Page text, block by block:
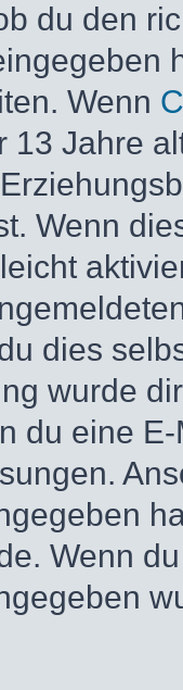
du den
Wenn
13 Jahre
Wenn
dies
wurde
du eine
Wenn